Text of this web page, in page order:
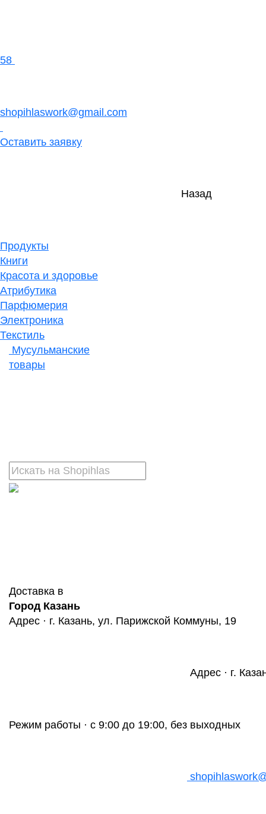
58
shopihlaswork@gmail.com
Оставить заявку
Назад
Продукты
Книги
Красота и здоровье
Атрибутика
Парфюмерия
Электроника
Текстиль
Мусульманские
товары
Доставка в
Город Казань
Адрес · г. Казань, ул. Парижской Коммуны, 19
Адрес · г.
Режим работы · с 9:00 до 19:00, без выходных